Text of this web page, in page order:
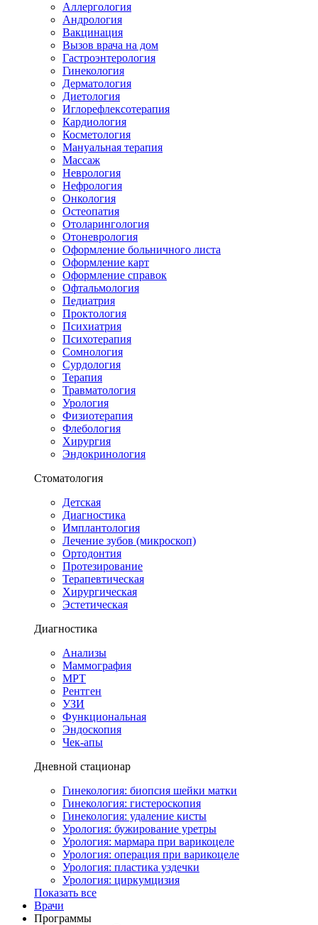
Аллергология
Андрология
Вакцинация
Вызов врача на дом
Гастроэнтерология
Гинекология
Дерматология
Диетология
Иглорефлексотерапия
Кардиология
Косметология
Мануальная терапия
Массаж
Неврология
Нефрология
Онкология
Остеопатия
Отоларингология
Отоневрология
Оформление больничного листа
Оформление карт
Оформление справок
Офтальмология
Педиатрия
Проктология
Психиатрия
Психотерапия
Сомнология
Сурдология
Терапия
Травматология
Урология
Физиотерапия
Флебология
Хирургия
Эндокринология
Стоматология
Детская
Диагностика
Имплантология
Лечение зубов (микроскоп)
Ортодонтия
Протезирование
Терапевтическая
Хирургическая
Эстетическая
Диагностика
Анализы
Маммография
МРТ
Рентген
УЗИ
Функциональная
Эндоскопия
Чек-апы
Дневной стационар
Гинекология: биопсия шейки матки
Гинекология: гистероскопия
Гинекология: удаление кисты
Урология: бужирование уретры
Урология: мармара при варикоцеле
Урология: операция при варикоцеле
Урология: пластика уздечки
Урология: циркумцизия
Показать все
Врачи
Программы